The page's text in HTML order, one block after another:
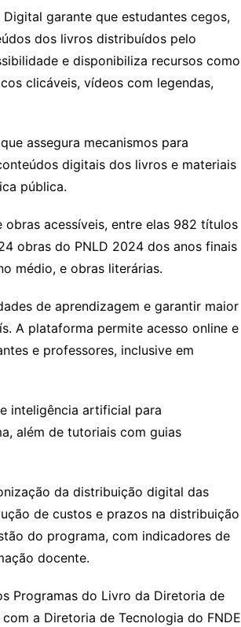
garante que estudantes cegos,
dos livros distribuídos pelo
e disponibiliza recursos como
clicáveis, vídeos com legendas,
assegura mecanismos para
digitais dos livros e materiais
pública.
acessíveis, entre elas 982 títulos
obras do PNLD 2024 dos anos finais
médio, e obras literárias.
de aprendizagem e garantir maior
A plataforma permite acesso online e
e professores, inclusive em
inteligência artificial para
além de tutoriais com guias
da distribuição digital das
de custos e prazos na distribuição
do programa, com indicadores de
docente.
Programas do Livro da Diretoria de
a Diretoria de Tecnologia do FNDE